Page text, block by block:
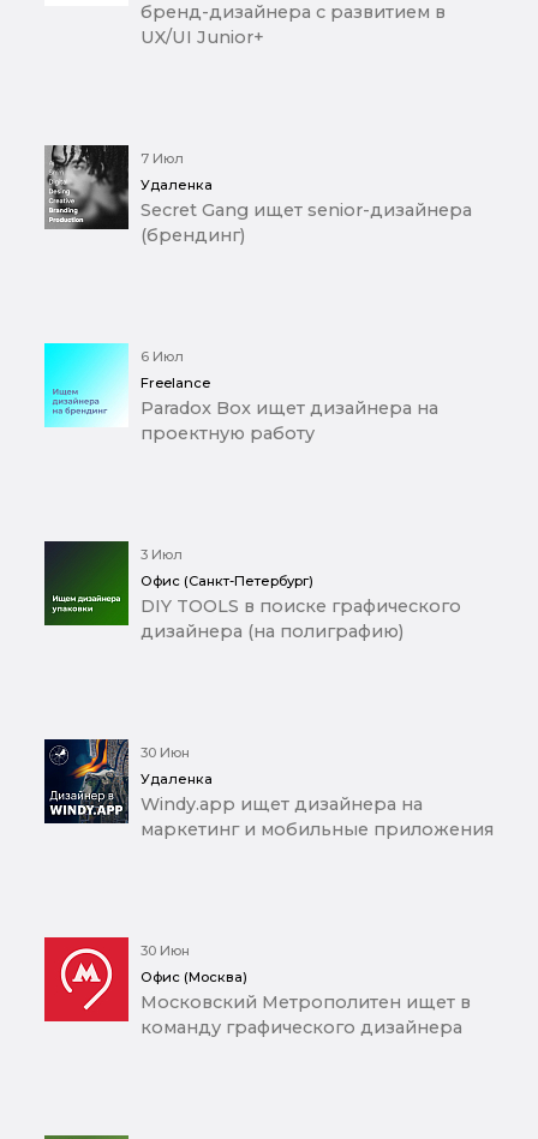
бренд-дизайнера с развитием в
UX/UI Junior+
7 Июл
Удаленка
Secret Gang ищет senior-дизайнера
(брендинг)
6 Июл
Freelance
Paradox Box ищет дизайнера на
проектную работу
3 Июл
Офис (Санкт-Петербург)
DIY TOOLS в поиске графического
дизайнера (на полиграфию)
30 Июн
Удаленка
Windy.app ищет дизайнера на
маркетинг и мобильные приложения
30 Июн
Офис (Москва)
Московский Метрополитен ищет в
команду графического дизайнера